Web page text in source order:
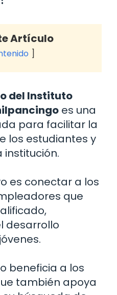
Artículo
del Instituto
es una
para facilitar la
los estudiantes y
es conectar a los
que
desarrollo
beneficia a los
también apoya